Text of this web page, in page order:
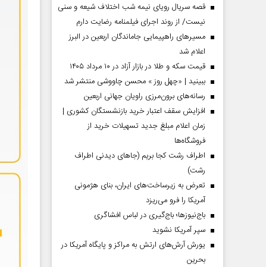
قصه سریال رویای نیمه شب اختلاف شیعه و سنی
نیست/ از روند اجرای فیلمنامه رضایت دارم
مسیر‌های راهپیمایی جاماندگان اربعین در البرز
اعلام شد
قیمت سکه و طلا در بازار آزاد در ۱۰ مرداد ۱۴۰۵
ببینید | «چهل روز » محسن چاووشی منتشر شد
رسانه‌های برون‌مرزی راویان جهانی اربعین
افزایش سقف اعتبار خرید بازنشستگان کشوری |
زمان اعلام مبلغ جدید تسهیلات خرید از
فروشگاه‌ها
اطراف رشت کجا بریم (جاهای دیدنی اطراف
رشت)
تعرض به زیرساخت‌های ایران، بنای هژمونی
آمریکا را فرو می‌ریزد
باج‌نیوزها؛ باج‌گیری در لباس افشاگری
سپر آمریکا نشوید
یورش آرش‌های ارتش به مراکز و پایگاه‌ آمریکا در
بحرین
صفحات نخست روزنامه ها‌ی‌سه‌شنبه ۶ مردادماه